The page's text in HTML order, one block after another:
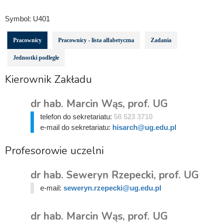
Symbol: U401
Pracownicy Pracownicy - lista alfabetyczna Zadania
Jednostki podległe
Kierownik Zakładu
dr hab. Marcin Wąs, prof. UG
telefon do sekretariatu: 58 523 3710
e-mail do sekretariatu: hisarch@ug.edu.pl
Profesorowie uczelni
dr hab. Seweryn Rzepecki, prof. UG
e-mail: seweryn.rzepecki@ug.edu.pl
dr hab. Marcin Wąs, prof. UG